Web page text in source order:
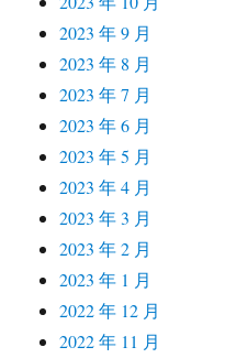
2023 年 9 月
2023 年 8 月
2023 年 7 月
2023 年 6 月
2023 年 5 月
2023 年 4 月
2023 年 3 月
2023 年 2 月
2023 年 1 月
2022 年 12 月
2022 年 11 月